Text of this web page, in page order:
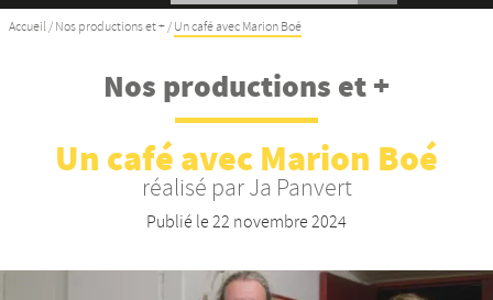
L’association
Mellionnec
Projections
Se former
Maison des Auteur·rices
Nos productions et +
Accueil / Nos productions et +/ Un café avec Marion Boé
Nos productions et +
Un café avec Marion Boé
réalisé par Ja Panvert
Publié le22 novembre 2024